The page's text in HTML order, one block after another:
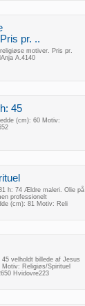
pr. ..
motiver. Pris pr.
A.4140
45
(cm): 60 Motiv:
h: 74 Ældre maleri. Olie på
professionelt
(cm): 81 Motiv: Reli
velholdt billede af Jesus
Religiøs/Spirituel
Hvidovre223